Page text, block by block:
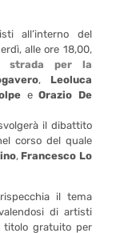
all’interno del
alle ore 18,00,
strada per la
, Leoluca
eOrazio De
il dibattito
corso del quale
, Francesco Lo
il tema
di artisti
titolo gratuito per